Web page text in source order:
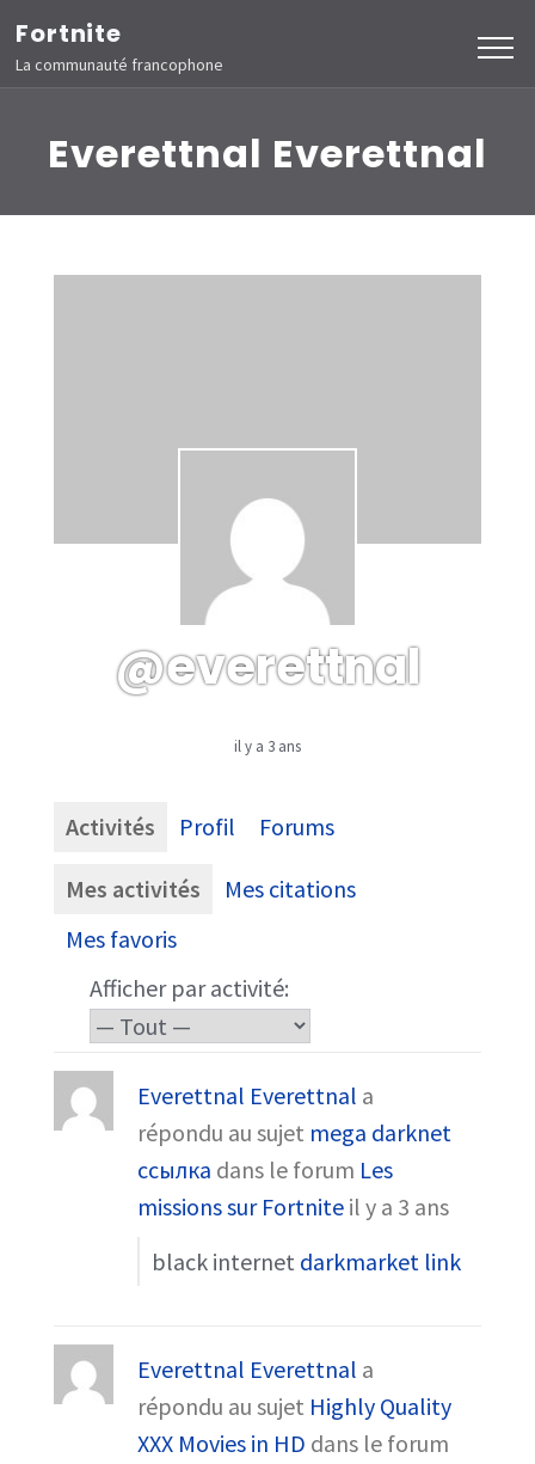
Aller
au
contenu
Entrée)
Fortnite
La communauté francophone
Everettnal Everettnal
@everettnal
il y a 3 ans
Activités Profil Forums
Mes activités
Mes citations
Mes favoris
Afficher par activité:
Everettnal Everettnal a
répondu au sujet mega darknet
ссылка dans le forum Les
missions sur Fortnite il y a 3 ans
black internet darkmarket link
Everettnal Everettnal a
répondu au sujet Highly Quality
XXX Movies in HD dans le forum